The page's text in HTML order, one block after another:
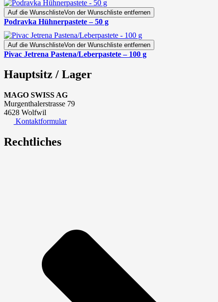
Auf die WunschlisteVon der Wunschliste entfernen
Podravka Hühnerpastete – 50 g
Auf die WunschlisteVon der Wunschliste entfernen
Pivac Jetrena Pastena/Leberpastete – 100 g
Hauptsitz / Lager
MAGO SWISS AG
Murgenthalerstrasse 79
4628 Wolfwil
Kontaktformular
Rechtliches